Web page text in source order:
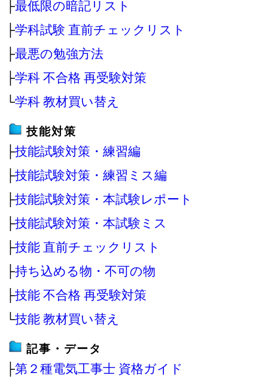
├最低限の暗記リスト
├学科試験 直前チェックリスト
├最悪の勉強方法
├学科 不合格 再受験対策
└学科 教材買い替え
技能対策
├技能試験対策・練習編
├技能試験対策・練習ミス編
├技能試験対策・本試験レポート
├技能試験対策・本試験ミス
├技能 直前チェックリスト
├持ち込める物・不可の物
├技能 不合格 再受験対策
└技能 教材買い替え
記事・データ
├第２種電気工事士 資格ガイド